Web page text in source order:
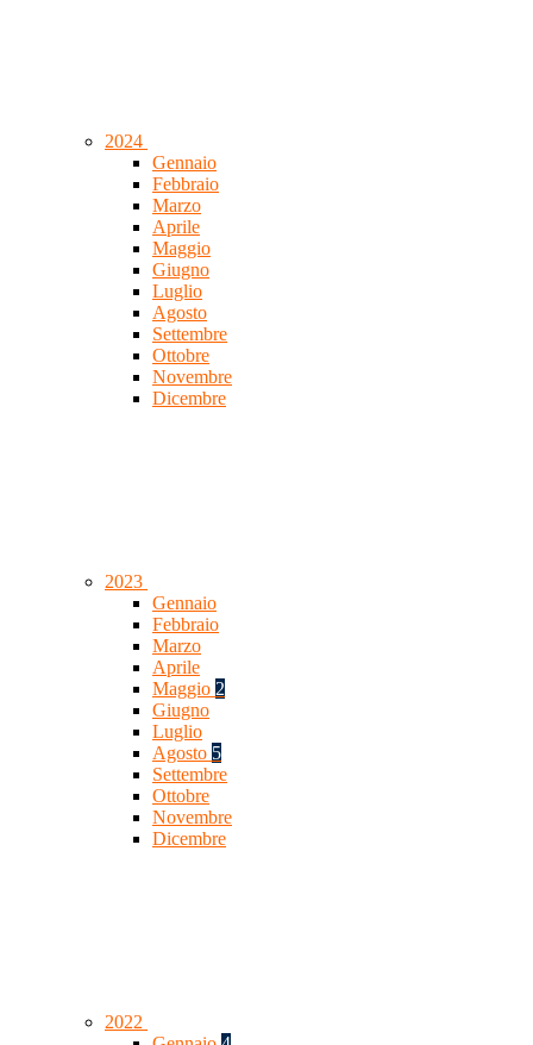
2024
Gennaio
Febbraio
Marzo
Aprile
Maggio
Giugno
Luglio
Agosto
Settembre
Ottobre
Novembre
Dicembre
2023
Gennaio
Febbraio
Marzo
Aprile
Maggio 2
Giugno
Luglio
Agosto 5
Settembre
Ottobre
Novembre
Dicembre
2022